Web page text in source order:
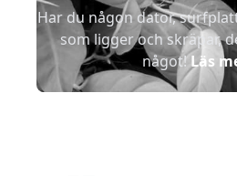
Har du någon dator,
som ligger och skräpar,
något!Läs